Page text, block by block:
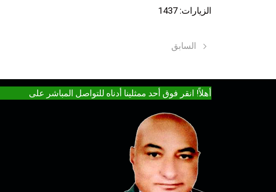
الزيارات: 1437
المقال السابق: رحلات شهر العسل
السابق
أهلاً! انقر فوق أحد ممثلينا أدناه للتواصل المباشر على